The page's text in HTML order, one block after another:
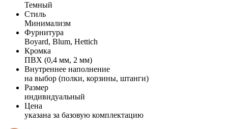
Темный
Стиль
Минимализм
Фурнитура
Boyard, Blum, Hettich
Кромка
ПВХ (0,4 мм, 2 мм)
Внутреннее наполнение
на выбор (полки, корзины, штанги)
Размер
индивидуальный
Цена
указана за базовую комплектацию